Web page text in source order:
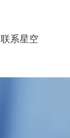
联系星空